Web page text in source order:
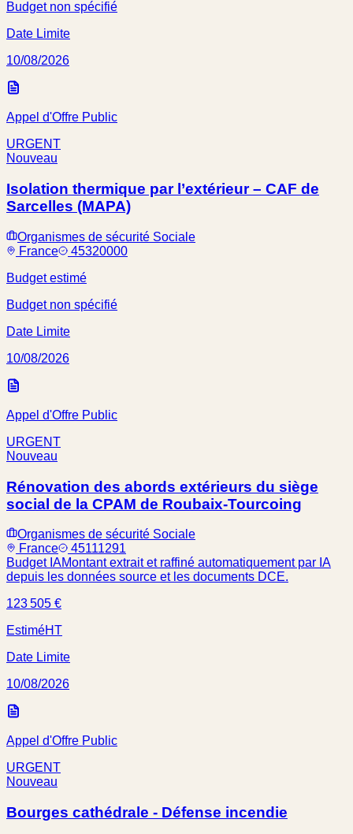
Budget non spécifié
Date Limite
10/08/2026
Appel d'Offre Public
URGENT
Nouveau
Isolation thermique par l’extérieur – CAF de
Sarcelles (MAPA)
Organismes de sécurité Sociale
France
45320000
Budget estimé
Budget non spécifié
Date Limite
10/08/2026
Appel d'Offre Public
URGENT
Nouveau
Rénovation des abords extérieurs du siège
social de la CPAM de Roubaix-Tourcoing
Organismes de sécurité Sociale
France
45111291
Budget IAMontant extrait et raffiné automatiquement par IA
depuis les données source et les documents DCE.
123 505 €
EstiméHT
Date Limite
10/08/2026
Appel d'Offre Public
URGENT
Nouveau
Bourges cathédrale - Défense incendie